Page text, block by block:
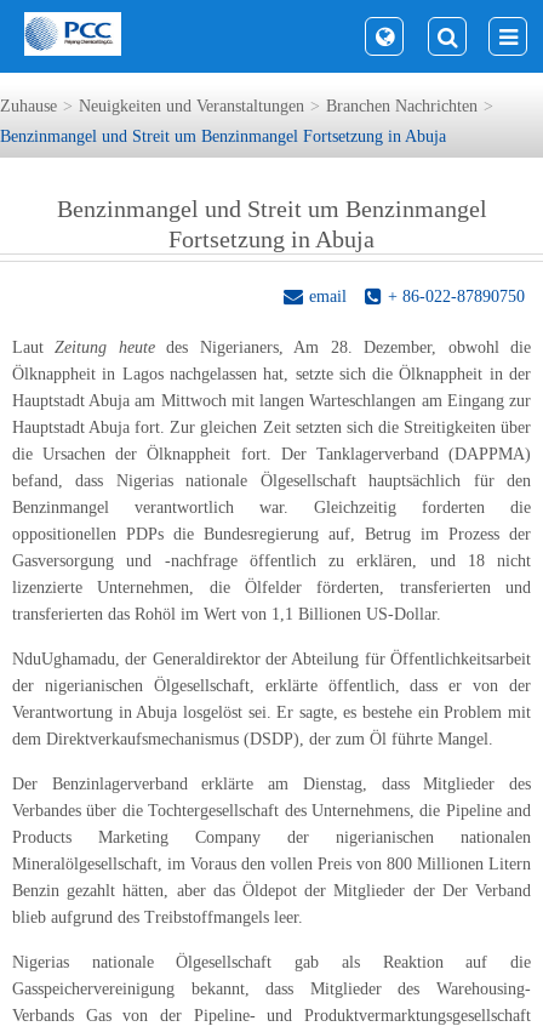
Zuhause Neuigkeiten und Veranstaltungen
Branchen Nachrichten
Benzinmangel und Streit um Benzinmangel Fortsetzung in Abuja
Benzinmangel und Streit um Benzinmangel
Fortsetzung in Abuja
+ 86-022-87890750
email
LautZeitung heutedes Nigerianers,Am 28. Dezember, obwohl die
Ölknappheit in Lagos nachgelassen hat, setzte sich die Ölknappheit in der
Hauptstadt Abuja am Mittwoch mit langen Warteschlangen am Eingang zur
Hauptstadt Abuja fort. Zur gleichen Zeit setzten sich die Streitigkeiten über
die Ursachen der Ölknappheit fort. Der Tanklagerverband (DAPPMA)
befand, dass Nigerias nationale Ölgesellschaft hauptsächlich für den
Benzinmangel verantwortlich war. Gleichzeitig forderten die
oppositionellen PDPs die Bundesregierung auf, Betrug im Prozess der
Gasversorgung und -nachfrage öffentlich zu erklären, und 18 nicht
lizenzierte Unternehmen, die Ölfelder förderten, transferierten und
transferierten das Rohöl im Wert von 1,1 Billionen US-Dollar.
NduUghamadu, der Generaldirektor der Abteilung für Öffentlichkeitsarbeit
der nigerianischen Ölgesellschaft, erklärte öffentlich, dass er von der
Verantwortung in Abuja losgelöst sei. Er sagte, es bestehe ein Problem mit
dem Direktverkaufsmechanismus (DSDP), der zum Öl führte Mangel.
Der Benzinlagerverband erklärte am Dienstag, dass Mitglieder des
Verbandes über die Tochtergesellschaft des Unternehmens, die Pipeline and
Products Marketing Company der nigerianischen nationalen
Mineralölgesellschaft, im Voraus den vollen Preis von 800 Millionen Litern
Benzin gezahlt hätten, aber das Öldepot der Mitglieder der Der Verband
blieb aufgrund des Treibstoffmangels leer.
Nigerias nationale Ölgesellschaft gab als Reaktion auf die
Gasspeichervereinigung bekannt, dass Mitglieder des Warehousing-
Verbands Gas von der Pipeline- und Produktvermarktungsgesellschaft